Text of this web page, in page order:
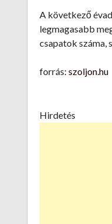
A következő
legmagasabb
csapatok száma,
forrás: szoljon.hu
Hirdetés